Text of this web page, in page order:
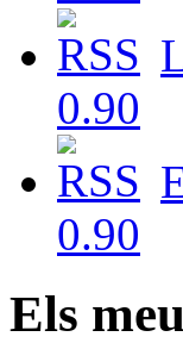
Els